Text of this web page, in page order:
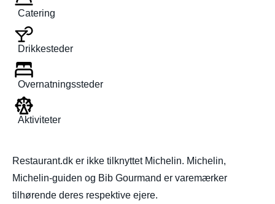
Catering
Drikkesteder
Overnatningssteder
Aktiviteter
Restaurant.dk er ikke tilknyttet Michelin. Michelin,
Michelin-guiden og Bib Gourmand er varemærker
tilhørende deres respektive ejere.